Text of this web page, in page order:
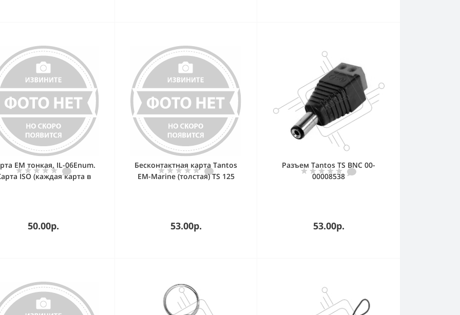
EM тонкая, IL-06Enum.
ISO (каждая карта в
50.00р.
Бесконтактная карта Tantos
EM-Marine (толстая) TS 125
53.00р.
Разъем Tantos TS BNC 00-
00008538
53.00р.